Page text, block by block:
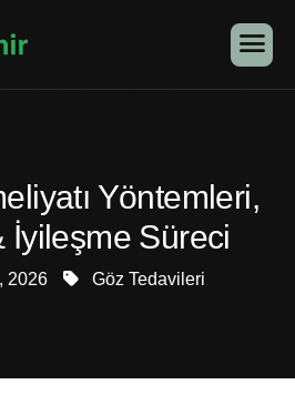
Yöntemleri,
İyileşme Süreci
2026 Göz Tedavileri